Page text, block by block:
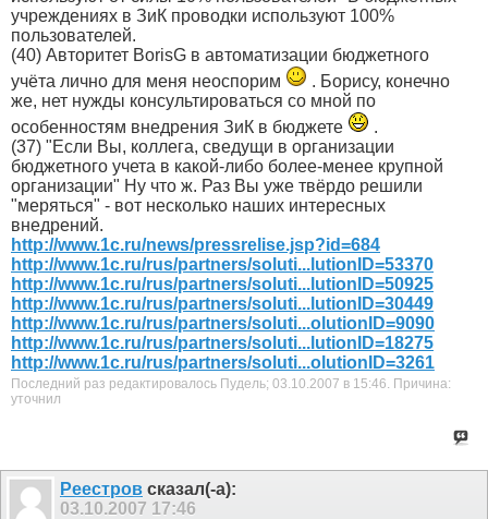
учреждениях в ЗиК проводки используют 100%
пользователей.
(40) Авторитет BorisG в автоматизации бюджетного
учёта лично для меня неоспорим
. Борису, конечно
же, нет нужды консультироваться со мной по
особенностям внедрения ЗиК в бюджете
.
(37) "Если Вы, коллега, сведущи в организации
бюджетного учета в какой-либо более-менее крупной
организации" Ну что ж. Раз Вы уже твёрдо решили
"меряться" - вот несколько наших интересных
внедрений.
http://www.1c.ru/news/pressrelise.jsp?id=684
http://www.1c.ru/rus/partners/soluti...lutionID=53370
http://www.1c.ru/rus/partners/soluti...lutionID=50925
http://www.1c.ru/rus/partners/soluti...lutionID=30449
http://www.1c.ru/rus/partners/soluti...olutionID=9090
http://www.1c.ru/rus/partners/soluti...lutionID=18275
http://www.1c.ru/rus/partners/soluti...olutionID=3261
Последний раз редактировалось Пудель; 03.10.2007 в 15:46. Причина:
уточнил
Реестров сказал(-а):
03.10.2007 17:46